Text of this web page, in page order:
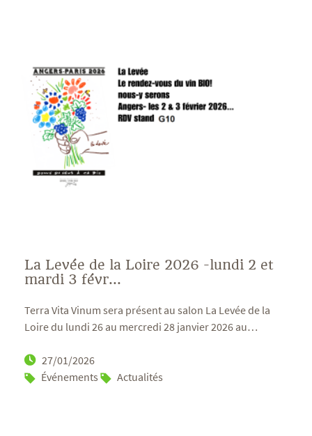
La Levée de la Loire 2026 -lundi 2 et
mardi 3 févr...
Terra Vita Vinum sera présent au salon La Levée de la
Loire du lundi 26 au mercredi 28 janvier 2026 au…
27/01/2026
Événements
Actualités